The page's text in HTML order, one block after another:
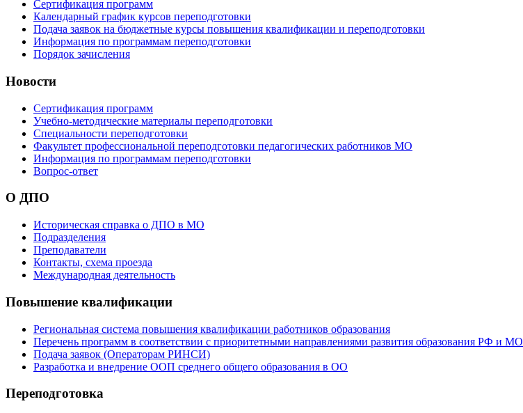
Сертификация программ
Календарный график курсов переподготовки
Подача заявок на бюджетные курсы повышения квалификации и переподготовки
Информация по программам переподготовки
Порядок зачисления
Новости
Сертификация программ
Учебно-методические материалы переподготовки
Специальности переподготовки
Факультет профессиональной переподготовки педагогических работников МО
Информация по программам переподготовки
Вопрос-ответ
О ДПО
Историческая справка о ДПО в МО
Подразделения
Преподаватели
Контакты, схема проезда
Международная деятельность
Повышение квалификации
Региональная система повышения квалификации работников образования
Перечень программ в соответствии с приоритетными направлениями развития образования РФ и МО
Подача заявок (Операторам РИНСИ)
Разработка и внедрение ООП среднего общего образования в ОО
Переподготовка